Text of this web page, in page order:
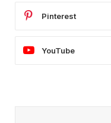
Pinterest
YouTube